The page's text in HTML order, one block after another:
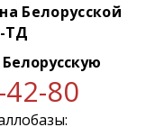
Белорусской
ТД
Белорусскую
80